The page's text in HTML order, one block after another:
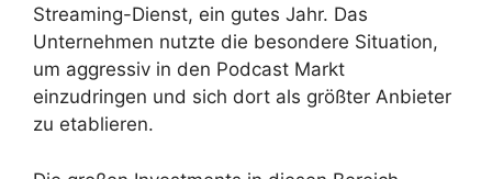
Streaming-Dienst, ein gutes Jahr. Das
Unternehmen nutzte die besondere Situation,
um aggressiv in den Podcast Markt
einzudringen und sich dort als größter Anbieter
zu etablieren.